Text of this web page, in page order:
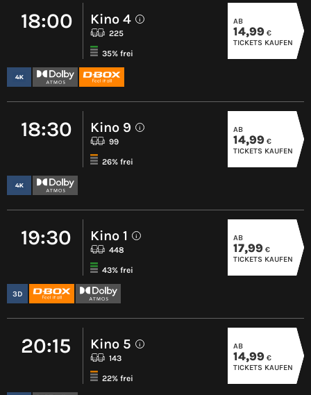
18:00 Kino 4 i
225
35% frei
AB
14,99 €
TICKETS KAUFEN
18:30 Kino 9 i
99
26% frei
AB
14,99 €
TICKETS KAUFEN
19:30 Kino 1 i
448
43% frei
3D
AB
17,99 €
TICKETS KAUFEN
20:15 Kino 5 i
143
22% frei
AB
14,99 €
TICKETS KAUFEN